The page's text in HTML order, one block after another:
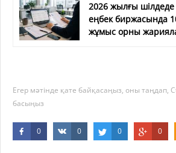
2026 жылғы
еңбек биржасында
жұмыс орны
Егер мәтінде қате байқасаңыз, оны таңдап,
басыңыз
0 0 0 0